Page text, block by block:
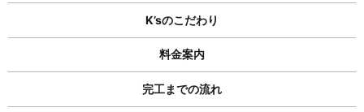
K’sのこだわり
料金案内
完工までの流れ